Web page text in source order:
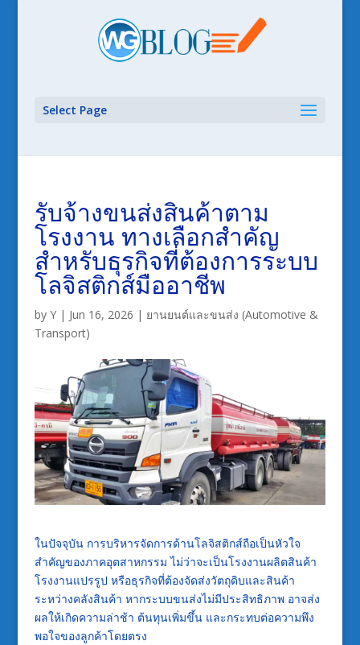
Select Page
รับจ้างขนส่งสินค้าตาม
โรงงาน ทางเลือกสำคัญ
สำหรับธุรกิจที่ต้องการระบบ
โลจิสติกส์มืออาชีพ
by Y| Jun 16, 2026 | ยานยนต์และขนส่ง (Automotive &
Transport)
ในปัจจุบัน การบริหารจัดการด้านโลจิสติกส์ถือเป็นหัวใจ
สำคัญของภาคอุตสาหกรรม ไม่ว่าจะเป็นโรงงานผลิตสินค้า
โรงงานแปรรูป หรือธุรกิจที่ต้องจัดส่งวัตถุดิบและสินค้า
ระหว่างคลังสินค้า หากระบบขนส่งไม่มีประสิทธิภาพ อาจส่ง
ผลให้เกิดความล่าช้า ต้นทุนเพิ่มขึ้น และกระทบต่อความพึง
พอใจของลูกค้าโดยตรง